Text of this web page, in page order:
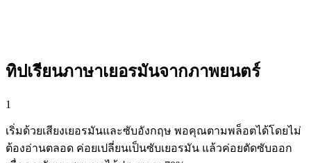
ทิปเรียนภาษาเยอรมันจากภาพยนตร์
1
เริ่มด้วยเสียงเยอรมันและซับอังกฤษ พอคุณตามพล็อตได้โดยไม่
ต้องอ่านตลอด ค่อยเปลี่ยนเป็นซับเยอรมัน แล้วค่อยตัดซับออก